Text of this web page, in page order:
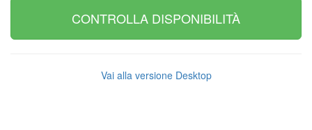
CONTROLLA DISPONIBILITÀ
Vai alla versione Desktop